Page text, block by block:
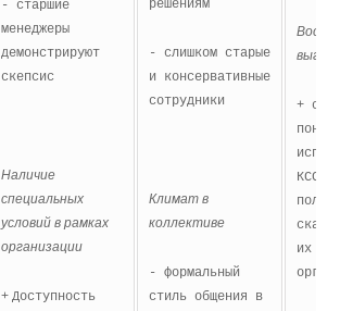
- старшие
менеджеры
демонстрируют
скепсис
Наличие
специальных
условий в рамках
организации
+ Доступность
решениям
- слишком старые
и консервативные
сотрудники
Климат в
коллективе
- формальный
стиль общения в
+
КСС
их